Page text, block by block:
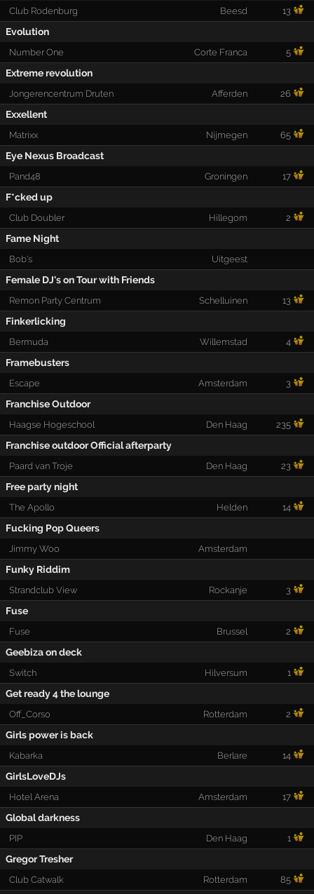
Club Rodenburg Beesd 13
Evolution
Number One Corte Franca 5
Extreme revolution
Jongerencentrum Druten Afferden 26
Exxellent
Matrixx Nijmegen 65
Eye Nexus Broadcast
Pand48 Groningen 17
F*cked up
Club Doubler Hillegom 2
Fame Night
Bob's Uitgeest
Female DJ's on Tour with Friends
Remon Party Centrum Schelluinen 13
Finkerlicking
Bermuda Willemstad 4
Framebusters
Escape Amsterdam 3
Franchise Outdoor
Haagse Hogeschool Den Haag 235
Franchise outdoor Official afterparty
Paard van Troje Den Haag 23
Free party night
The Apollo Helden 14
Fucking Pop Queers
Jimmy Woo Amsterdam
Funky Riddim
Strandclub View Rockanje 3
Fuse
Fuse Brussel 2
Geebiza on deck
Switch Hilversum 1
Get ready 4 the lounge
Off_Corso Rotterdam 2
Girls power is back
Kabarka Berlare 14
GirlsLoveDJs
Hotel Arena Amsterdam 17
Global darkness
PIP Den Haag 1
Gregor Tresher
Club Catwalk Rotterdam 85